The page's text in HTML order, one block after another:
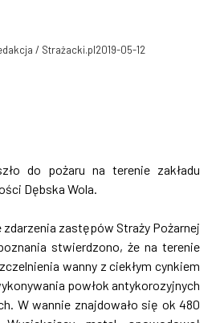
/ Strażacki.pl2019-05-12
do pożaru na terenie zakładu
Dębska Wola.
zastępów Straży Pożarnej
stwierdzono, że na terenie
wanny z ciekłym cynkiem
powłok antykorozyjnych
W wannie znajdowało się ok 480